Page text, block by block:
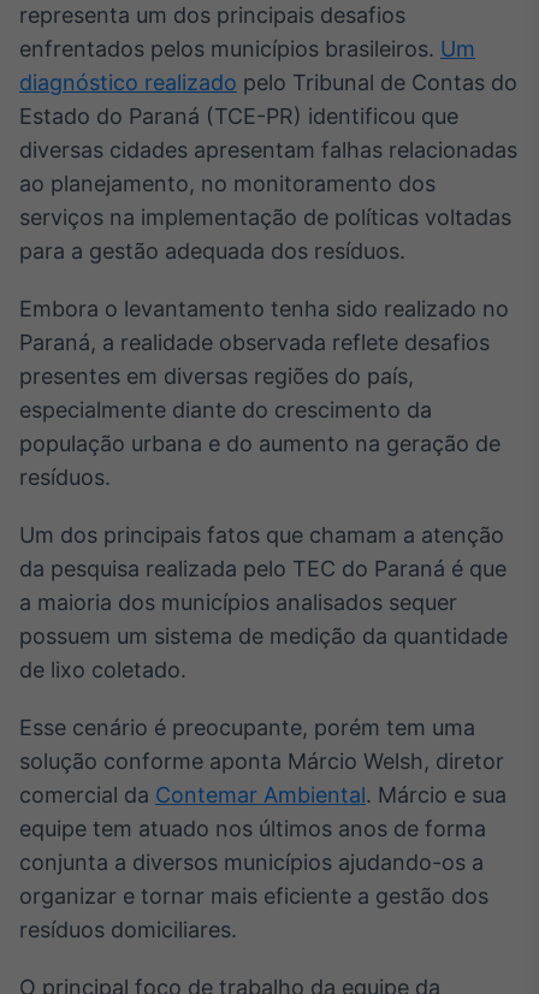
headlines de
Broadcast
Widgets
Componentes
para conteúdos e
funcionalidades
Wallboard
Conteúdos e
dados para
displays e telas
Curadoria de
noticiosos
Soluções de
Monitoramento
inteligente de
notícias e
conteúdos
Broadcast
Fundos
A melhor
no Brasil
representa um dos principais desafios
enfrentados pelos municípios brasileiros. Um
diagnóstico realizado pelo Tribunal de Contas do
Estado do Paraná (TCE-PR) identificou que
diversas cidades apresentam falhas relacionadas
ao planejamento, no monitoramento dos
serviços na implementação de políticas voltadas
para a gestão adequada dos resíduos.
Embora o levantamento tenha sido realizado no
Paraná, a realidade observada reflete desafios
presentes em diversas regiões do país,
especialmente diante do crescimento da
população urbana e do aumento na geração de
resíduos.
Um dos principais fatos que chamam a atenção
da pesquisa realizada pelo TEC do Paraná é que
a maioria dos municípios analisados sequer
possuem um sistema de medição da quantidade
de lixo coletado.
Esse cenário é preocupante, porém tem uma
solução conforme aponta Márcio Welsh, diretor
comercial da Contemar Ambiental. Márcio e sua
equipe tem atuado nos últimos anos de forma
conjunta a diversos municípios ajudando-os a
organizar e tornar mais eficiente a gestão dos
resíduos domiciliares.
O principal foco de trabalho da equipe da